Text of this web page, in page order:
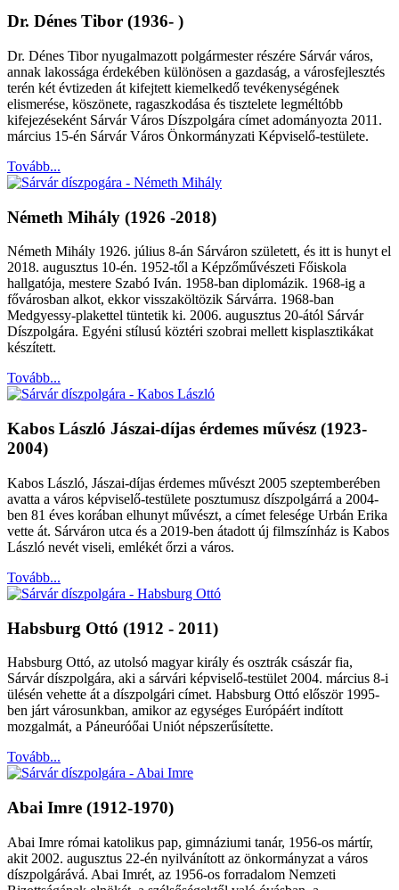
Dr. Dénes Tibor (1936- )
Dr. Dénes Tibor nyugalmazott polgármester részére Sárvár város,
annak lakossága érdekében különösen a gazdaság, a városfejlesztés
terén két évtizeden át kifejtett kiemelkedő tevékenységének
elismerése, köszönete, ragaszkodása és tisztelete legméltóbb
kifejezéseként Sárvár Város Díszpolgára címet adományozta 2011.
március 15-én Sárvár Város Önkormányzati Képviselő-testülete.
Tovább...
Németh Mihály (1926 -2018)
Németh Mihály 1926. július 8-án Sárváron született, és itt is hunyt el
2018. augusztus 10-én. 1952-től a Képzőművészeti Főiskola
hallgatója, mestere Szabó Iván. 1958-ban diplomázik. 1968-ig a
fővárosban alkot, ekkor visszaköltözik Sárvárra. 1968-ban
Medgyessy-plakettel tüntetik ki. 2006. augusztus 20-ától Sárvár
Díszpolgára. Egyéni stílusú köztéri szobrai mellett kisplasztikákat
készített.
Tovább...
Kabos László Jászai-díjas érdemes művész (1923-
2004)
Kabos László, Jászai-díjas érdemes művészt 2005 szeptemberében
avatta a város képviselő-testülete posztumusz díszpolgárrá a 2004-
ben 81 éves korában elhunyt művészt, a címet felesége Urbán Erika
vette át. Sárváron utca és a 2019-ben átadott új filmszínház is Kabos
László nevét viseli, emlékét őrzi a város.
Tovább...
Habsburg Ottó (1912 - 2011)
Habsburg Ottó, az utolsó magyar király és osztrák császár fia,
Sárvár díszpolgára, aki a sárvári képviselő-testület 2004. március 8-i
ülésén vehette át a díszpolgári címet. Habsburg Ottó először 1995-
ben járt városunkban, amikor az egységes Európáért indított
mozgalmát, a Páneuróőai Uniót népszerűsítette.
Tovább...
Abai Imre (1912-1970)
Abai Imre római katolikus pap, gimnáziumi tanár, 1956-os mártír,
akit 2002. augusztus 22-én nyilvánított az önkormányzat a város
díszpolgárává. Abai Imrét, az 1956-os forradalom Nemzeti